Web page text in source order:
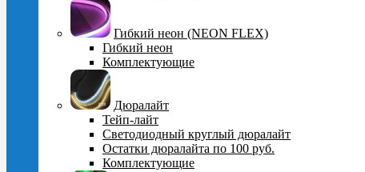
Гибкий неон (NEON FLEX)
Гибкий неон
Комплектующие
Дюралайт
Тейп-лайт
Светодиодный круглый дюралайт
Остатки дюралайта по 100 руб.
Комплектующие